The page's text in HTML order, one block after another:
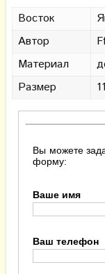
Восток
Автор
Материал
Размер
Вы можете
форму:
Ваше имя
Ваш телефон